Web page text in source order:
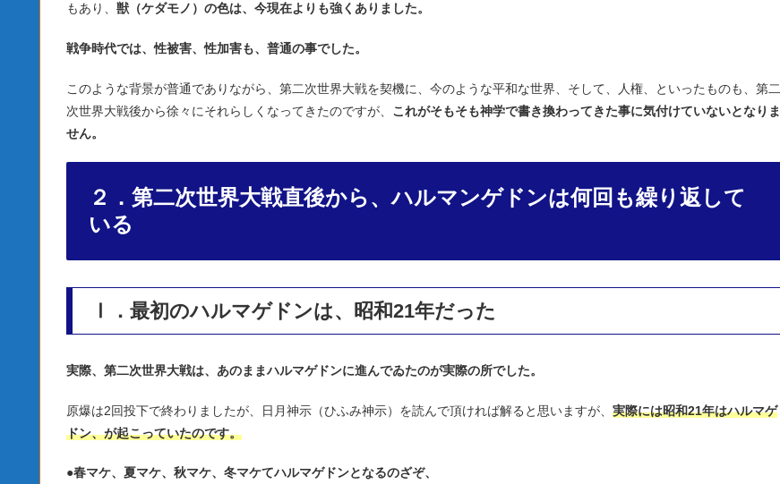
もあり、 獣（ケダモノ）の色は、今現在よりも強くありました。
戦争時代では、性被害、性加害も、普通の事でした。
このような背景が普通でありながら、第二次世界大戦を契機に、今のような平和な世界、そして、人権、といったものも、第二
次世界大戦後から徐々にそれらしくなってきたのですが、 これがそもそも神学で書き換わってきた事に気付けていないとなりま
せん。
２．第二次世界大戦直後から、ハルマンゲドンは何回も繰り返して
いる
Ⅰ．最初のハルマゲドンは、昭和21年だった
実際、第二次世界大戦は、あのままハルマゲドンに進んでゐたのが実際の所でした。
原爆は2回投下で終わりましたが、日月神示（ひふみ神示）を読んで頂ければ解ると思いますが、 実際には昭和21年はハルマゲ
ドン、が起こっていたのです。
●春マケ、夏マケ、秋マケ、冬マケてハルマゲドンとなるのざぞ、